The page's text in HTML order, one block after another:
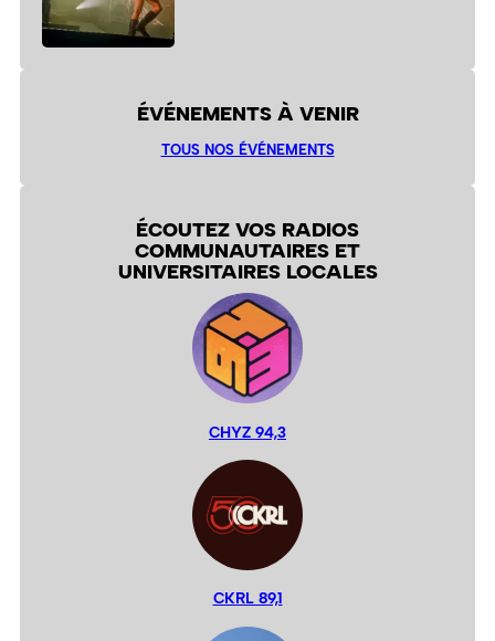
ÉVÉNEMENTS À VENIR
TOUS NOS ÉVÉNEMENTS
ÉCOUTEZ VOS RADIOS
COMMUNAUTAIRES ET
UNIVERSITAIRES LOCALES
CHYZ 94,3
CKRL 89,1